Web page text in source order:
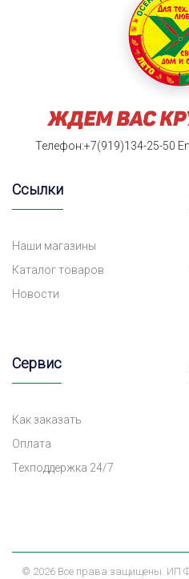
Телефон:+7(919)134-25-50
Ссылки
Наши магазины
Каталог товаров
Новости
Сервис
Как заказать
Оплата
Техподдержка 24/7
© 2026 Все права защищены. ИП